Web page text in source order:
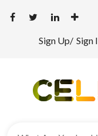
Sign Up/ Sign